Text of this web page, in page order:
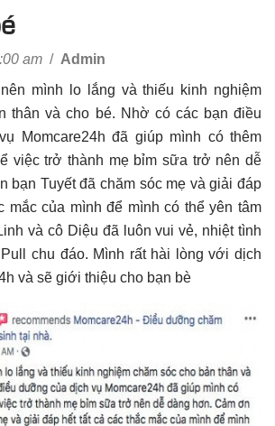
am / Admin
mình lo lắng và thiếu kinh nghiệm
thân và cho bé. Nhờ có các bạn điều
Momcare24h đã giúp mình có thêm
việc trở thành mẹ bỉm sữa trở nên dễ
bạn Tuyết đã chăm sóc mẹ và giải đáp
mắc của mình để mình có thể yên tâm
và cô Diệu đã luôn vui vẻ, nhiệt tình
chu đáo. Mình rất hài lòng với dịch
và sẽ giới thiệu cho bạn bè